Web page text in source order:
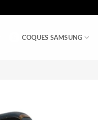
COQUES SAMSUNG